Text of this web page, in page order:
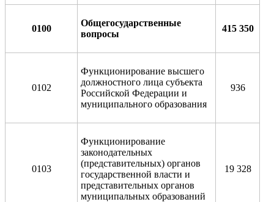
0100
Общегосударственные
вопросы
415 350
0102
Функционирование высшего
должностного лица субъекта
Российской Федерации и
муниципального образования
936
0103
Функционирование
законодательных
(представительных) органов
государственной власти и
представительных органов
муниципальных образований
19 328